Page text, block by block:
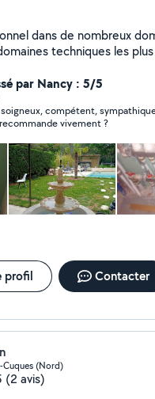
dans de nombreux
techniques les
jusqu'à la formation dans
pas à me contacter.
par Nancy : 5/5
compétent,
vivement ?
profil Contacter
Cuques (Nord)
(2 avis)